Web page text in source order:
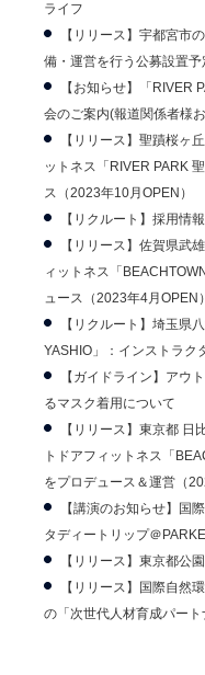
ライフ
【リリース】宇都宮市
備・運営を行う公募設置
【お知らせ】「RIVER
会のご案内(報道関係者様
【リリース】聖蹟桜ヶ
ットネス「RIVER PARK
ス（2023年10月OPEN）
【リクルート】採用情
【リリース】佐賀県
ィットネス「
ュース（2023年4月OPEN）
【リクルート】埼玉県
YASHIO」：インストラク
【ガイドライン】アウ
るマスク着用について
【リリース】東京都 日
トドアフィットネス「
をプロデュース＆運営（
【講演のお知らせ】国
タディートリップ＠
【リリース】東京都公
【リリース】国際自然
の「次世代人材育成パー